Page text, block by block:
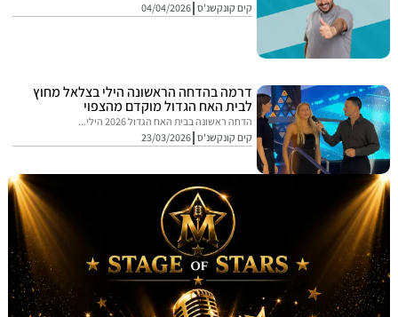
קים קונקשנ'ס 04/04/2026
דרמה בהדחה הראשונה הילי בצלאל מחוץ
לבית האח הגדול מוקדם מהצפוי
הדחה ראשונה בבית האח הגדול 2026 הילי...
קים קונקשנ'ס 23/03/2026